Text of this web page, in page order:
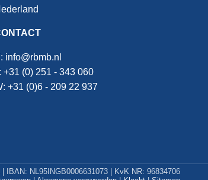
info@rbmb.nl
+31 (0) 251 - 343 060
+31 (0)6 - 209 22 937
IBAN: NL95INGB0006631073 | KvK NR: 96834706